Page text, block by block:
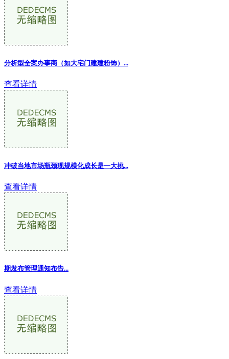
分析型全案办事商（如大宅门建建粉饰）...
查看详情
冲破当地市场瓶颈现规模化成长是一大挑...
查看详情
期发布管理通知布告...
查看详情